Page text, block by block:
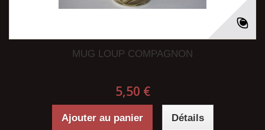
MUG LOUP COMPAGNON
5,50 €
Ajouter au panier Détails